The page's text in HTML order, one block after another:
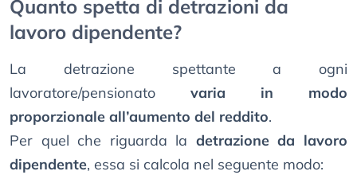
Quanto spetta di detrazioni da
lavoro dipendente?
La detrazione spettante a ogni
lavoratore/pensionato varia in modo
proporzionale all’aumento del reddito.
Per quel che riguarda la detrazione da lavoro
dipendente, essa si calcola nel seguente modo: